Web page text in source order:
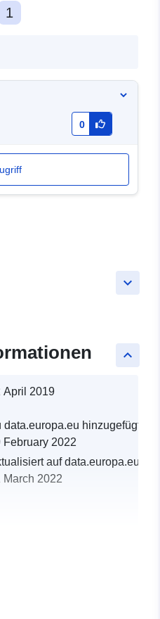
1
0
keyboard_arrow_down
keyboard_arrow_up
April 2019
data.europa.eu hinzugefügt:
February 2022
auf data.europa.eu:
March 2022